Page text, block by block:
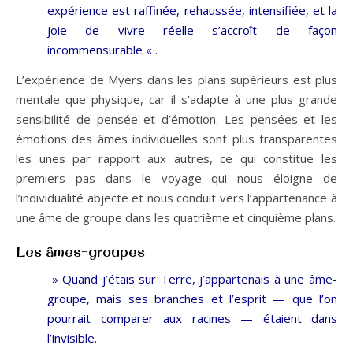
expérience est raffinée, rehaussée, intensifiée, et la
joie de vivre réelle s’accroît de façon
incommensurable « .
L’expérience de Myers dans les plans supérieurs est plus
mentale que physique, car il s’adapte à une plus grande
sensibilité de pensée et d’émotion. Les pensées et les
émotions des âmes individuelles sont plus transparentes
les unes par rapport aux autres, ce qui constitue les
premiers pas dans le voyage qui nous éloigne de
l’individualité abjecte et nous conduit vers l’appartenance à
une âme de groupe dans les quatrième et cinquième plans.
Les âmes-groupes
» Quand j’étais sur Terre, j’appartenais à une âme-
groupe, mais ses branches et l’esprit — que l’on
pourrait comparer aux racines — étaient dans
l’invisible.